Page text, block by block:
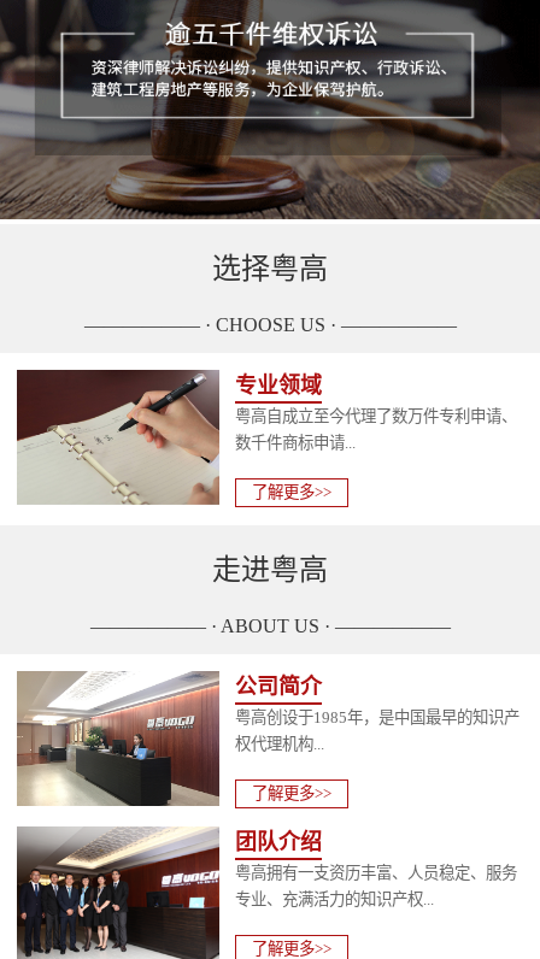
选择粤高
—————— · CHOOSE US · ——————
专业领域
粤高自成立至今代理了数万件专利申请、
数千件商标申请...
了解更多>>
走进粤高
—————— · ABOUT US · ——————
公司简介
粤高创设于1985年，是中国最早的知识产
权代理机构...
了解更多>>
团队介绍
粤高拥有一支资历丰富、人员稳定、服务
专业、充满活力的知识产权...
了解更多>>